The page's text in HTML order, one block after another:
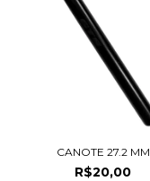
CANOTE 27.2 MM
R$20,00